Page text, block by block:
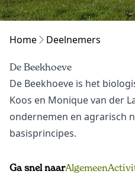
Home Deelnemers
De Beekhoeve
De Beekhoeve is het
Koos en Monique van der
ondernemen en agrarisch
basisprincipes.
Ga snel naarAlgemeen